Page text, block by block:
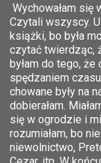
Wychowałam się
Czytali wszyscy.
książki, bo była
czytać twierdząc,
byłam do tego,
spędzaniem
chowane były na
dobierałam.
się w ogrodzie i
rozumiałam, bo
niewolnictwo,